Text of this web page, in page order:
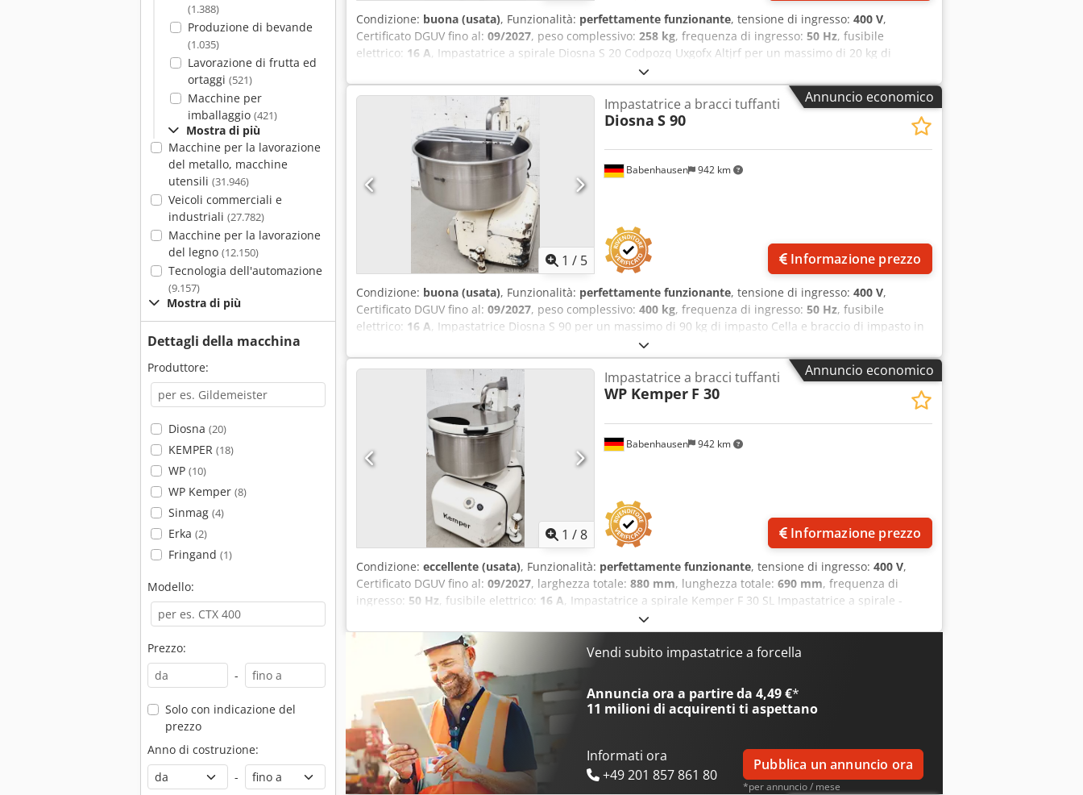
(1.388)
Produzione di bevande
(1.035)
Lavorazione di frutta ed
ortaggi (521)
Macchine per
imballaggio (421)
Mostra di più
Macchine per la lavorazione
del metallo, macchine
utensili (31.946)
Veicoli commerciali e
industriali (27.782)
Macchine per la lavorazione
del legno (12.150)
Tecnologia dell'automazione
(9.157)
Mostra di più
Dettagli della macchina
Produttore:
Diosna (20)
KEMPER (18)
WP (10)
WP Kemper (8)
Sinmag (4)
Erka (2)
Fringand (1)
Modello:
Prezzo:
-
Solo con indicazione del
prezzo
Anno di costruzione:
-
Condizione: buona (usata), Funzionalità: perfettamente funzionante, tensione di ingresso: 400 V,
Certificato DGUV fino al: 09/2027, peso complessivo: 258 kg, frequenza di ingresso: 50 Hz, fusibile
elettrico: 16 A, Impastatrice a spirale Diosna S 20 Codpozq Uxgofx Altjrf per un massimo di 20 kg di
impasto con griglia di protezione 3 velocità Macchina mobile con piedino di bloccaggio Alimentazione 400
V, spina CEE 16 A Macchina usata
Annuncio economico
1 / 5
Babenhausen 942 km
Impastatrice a bracci tuffanti
Diosna S 90
Informazione prezzo
Condizione: buona (usata), Funzionalità: perfettamente funzionante, tensione di ingresso: 400 V,
Certificato DGUV fino al: 09/2027, peso complessivo: 400 kg, frequenza di ingresso: 50 Hz, fusibile
elettrico: 16 A, Impastatrice Diosna S 90 per un massimo di 90 kg di impasto Cella e braccio di impasto in
acciaio inossidabile 2 velocità Credozq Uxaepfx Altef Macchina mobile Alimentazione 400V, spina CEE 16A
Macchina usata
Annuncio economico
1 /8
Babenhausen 942 km
Impastatrice a bracci tuffanti
WP Kemper F 30
Informazione prezzo
Condizione: eccellente (usata), Funzionalità: perfettamente funzionante, tensione di ingresso: 400 V,
Certificato DGUV fino al: 09/2027, larghezza totale: 880 mm, lunghezza totale: 690 mm, frequenza di
ingresso: 50 Hz, fusibile elettrico: 16 A, Impastatrice a spirale Kemper F 30 SL Impastatrice a spirale -
macchina per impastare Kemper, modello: F 30 SL con vasca in acciaio inossidabile e braccio di impasto
tecnologia estremamente robusta! Coperchio antipolvere 2 velocità con timer macchina mobile Crodpfx
Alsy Nv A Tetjf certificata DGUV V3, disponibile solo presso di noi alimentazione 400V, spina CEE 16A
dimensioni: 880 x 690 x 1135/1480 mm (L x P x A) macchina usata Venite a visitare la nostra vasta
esposizione di macchinari per panetteria!
Vendi subito impastatrice a forcella
Annuncia ora a partire da 4,49 €*
11 milioni di acquirenti ti aspettano
Informati ora
+49 201 857 861 80
Pubblica un annuncio ora
*per annuncio / mese